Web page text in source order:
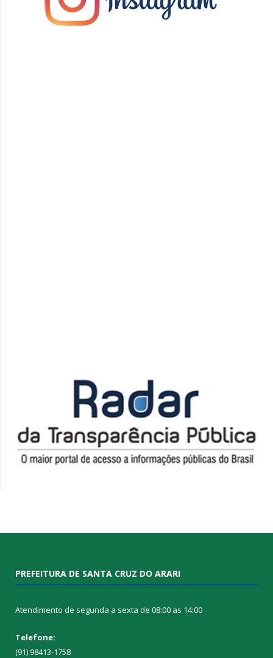
PREFEITURA DE SANTA CRUZ DO ARARI
Atendimento de segunda a sexta de 08:00 as 14:00
Telefone:
(91) 98413-1758